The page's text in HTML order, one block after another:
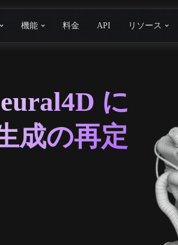
機能 料金 API リソース
に
成の再定